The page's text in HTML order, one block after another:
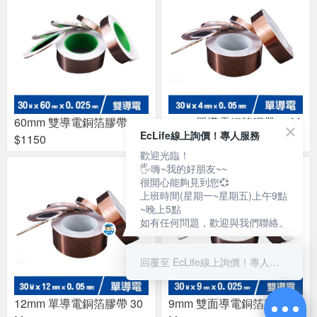
60mm 雙導電銅箔膠帶
$1150
4mm 單導電銅箔膠帶 30M
$75
12mm 單導電銅箔膠帶 30
9mm 雙面導電銅箔膠帶 30
EcLife線上詢價！專人服務
歡迎光臨！
🖐嗨~我的好朋友~~
很開心能夠見到您💞
上班時間(星期一~星期五)上午9點
~晚上5點
如有任何問題，歡迎與我們聯絡。
回覆至 EcLife線上詢價！專人服務